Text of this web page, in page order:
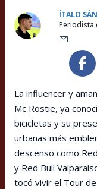
ÍTALO
Periodista
La influencer y
Mc Rostie, ya
bicicletas y su
urbanas más
descenso como
y Red Bull
tocó vivir el Tour